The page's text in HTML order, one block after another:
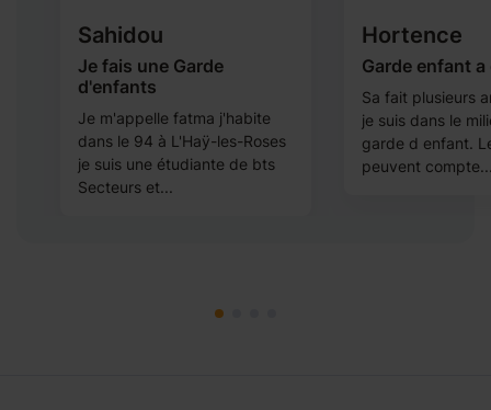
Sahidou
Je fais une Garde
d'enfants
Je m'appelle fatma j'habite
dans le 94 à L'Haÿ-les-Roses
je suis une étudiante de bts
Secteurs et...
Hortence
Garde enfant
Sa fait plusieurs
je suis dans le
garde d enfant.
peuvent